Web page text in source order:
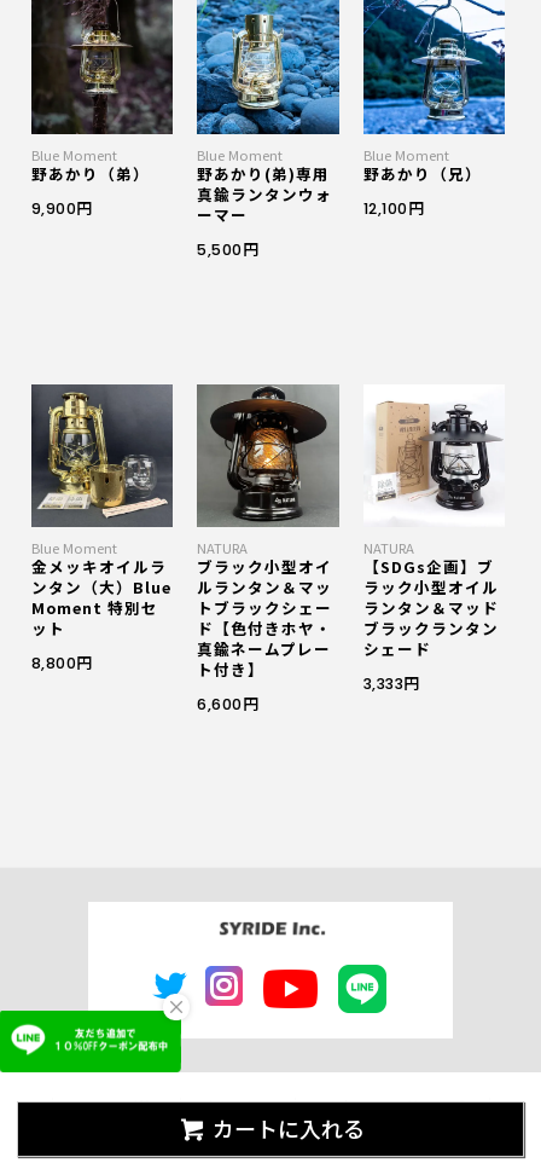
カートに入れる
Blue Moment
野あかり（弟）
9,900円
Blue Moment
野あかり(弟)専用
真鍮ランタンウォ
ーマー
5,500円
Blue Moment
野あかり（兄）
12,100円
Blue Moment
金メッキオイルラ
ンタン（大）Blue
Moment 特別セ
ット
8,800円
NATURA
ブラック小型オイ
ルランタン＆マッ
トブラックシェー
ド【色付きホヤ・
真鍮ネームプレー
ト付き】
6,600円
NATURA
【SDGs企画】ブ
ラック小型オイル
ランタン＆マッド
ブラックランタン
シェード
3,333円
×
よくあるご質問 ご利用ガイド
特定商取引法に基づく表記
会社概要
プライバシーポリシー